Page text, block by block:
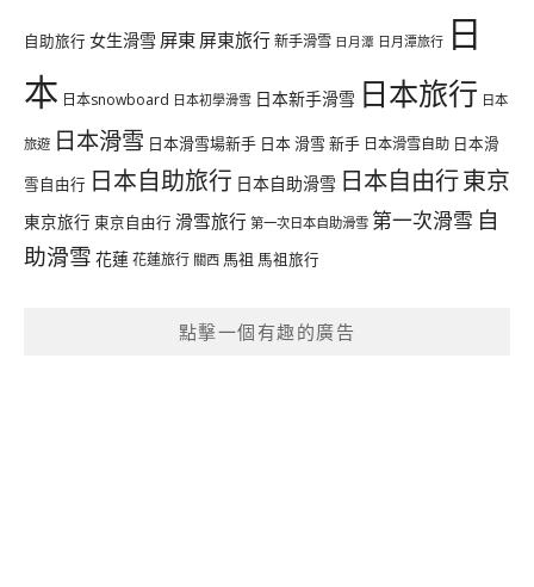
自助旅行 女生滑雪 屏東 屏東旅行新手滑雪 日月潭 日月潭旅行 日
本 日本snowboard 日本初學滑雪 日本新手滑雪 日本旅行 日本
旅遊 日本滑雪 日本滑雪場新手 日本 滑雪 新手 日本滑雪自助 日本滑
雪自由行 日本自助旅行 日本自助滑雪 日本自由行東京
東京旅行 東京自由行 滑雪旅行 第一次日本自助滑雪 第一次滑雪 自
助滑雪 花蓮花蓮旅行 關西 馬祖 馬祖旅行
點擊一個有趣的廣告